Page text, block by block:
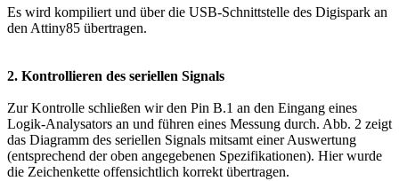
Es wird kompiliert und über die USB-Schnittstelle des Digispark an
den Attiny85 übertragen.
2. Kontrollieren des seriellen Signals
Zur Kontrolle schließen wir den Pin B.1 an den Eingang eines
Logik-Analysators an und führen eines Messung durch. Abb. 2 zeigt
das Diagramm des seriellen Signals mitsamt einer Auswertung
(entsprechend der oben angegebenen Spezifikationen). Hier wurde
die Zeichenkette offensichtlich korrekt übertragen.